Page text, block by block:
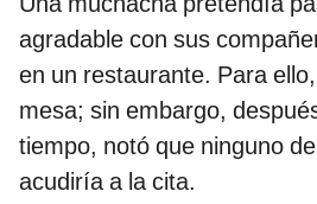
agradable con sus
en un restaurante. Para
mesa; sin embargo,
tiempo, notó que ninguno
acudiría a la cita.